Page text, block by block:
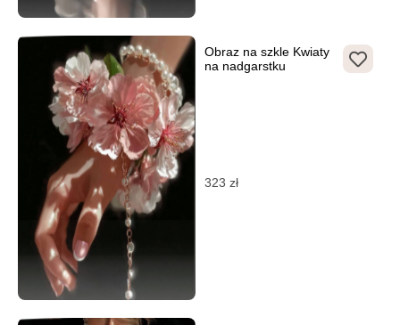
Obraz na szkle Kwiaty
na nadgarstku
323 zł